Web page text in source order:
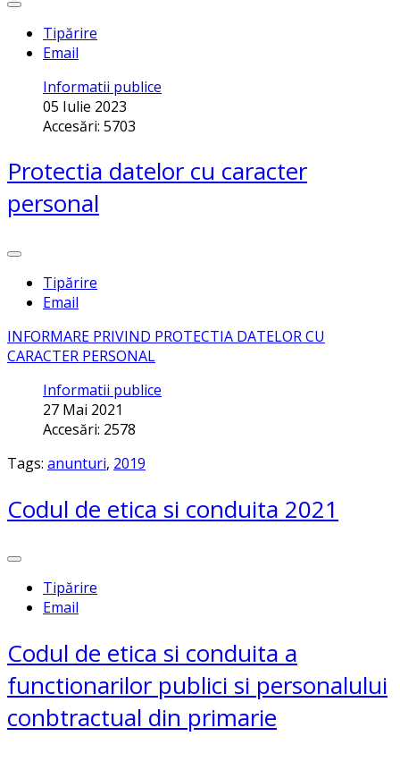
Tipărire
Email
Informatii publice
05 Iulie 2023
Accesări: 5703
Protectia datelor cu caracter
personal
Tipărire
Email
INFORMARE PRIVIND PROTECTIA DATELOR CU
CARACTER PERSONAL
Informatii publice
27 Mai 2021
Accesări: 2578
Tags: anunturi, 2019
Codul de etica si conduita 2021
Tipărire
Email
Codul de etica si conduita a
functionarilor publici si personalului
conbtractual din primarie